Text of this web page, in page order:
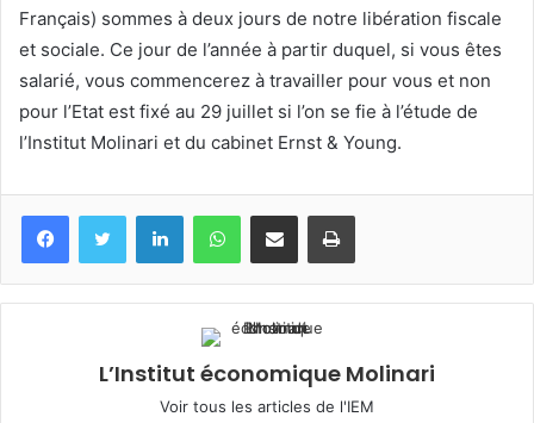
Français) sommes à deux jours de notre libération fiscale
et sociale. Ce jour de l’année à partir duquel, si vous êtes
salarié, vous commencerez à travailler pour vous et non
pour l’Etat est fixé au 29 juillet si l’on se fie à l’étude de
l’Institut Molinari et du cabinet Ernst & Young.
FacebookTwitter LinkedinWhatsApp
Partagez par mail Imprimez
L’Institut économique Molinari
Voir tous les articles de l'IEM